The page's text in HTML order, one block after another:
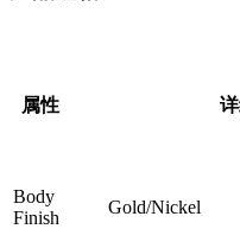
属性
Body
Finish
Gold/Nickel